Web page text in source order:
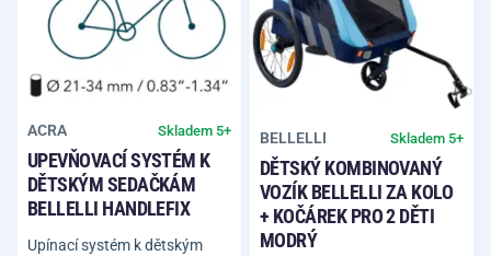
ACRA Skladem 5+
UPEVŇOVACÍ SYSTÉM K
DĚTSKÝM SEDAČKÁM
BELLELLI HANDLEFIX
Upínací systém k dětským
BELLELLI Skladem 5+
DĚTSKÝ KOMBINOVANÝ
VOZÍK BELLELLI ZA KOLO
+ KOČÁREK PRO 2 DĚTI
MODRÝ